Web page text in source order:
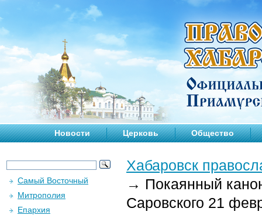
Новости Церковь Общество
Хабаровск
→ Покаянный
Саровского 21
Самый Восточный
Митрополия
Епархия